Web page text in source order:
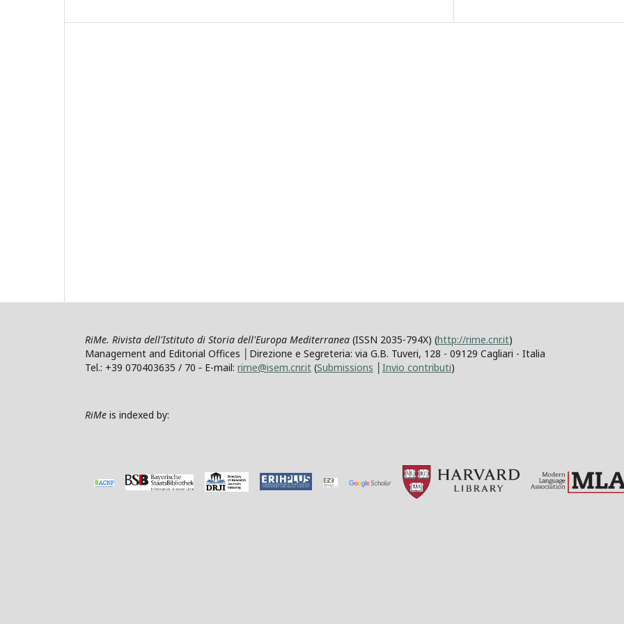
RiMe. Rivista dell'Istituto di Storia dell'Europa Mediterranea (ISSN 2035-794X) (http://rime.cnr.it)
Management and Editorial Offices │Direzione e Segreteria: via G.B. Tuveri, 128 - 09129 Cagliari - Italia
Tel.: +39 070403635 / 70 ‐ E-mail: rime@isem.cnr.it (Submissions Invio contributi)
RiMe is indexed by: